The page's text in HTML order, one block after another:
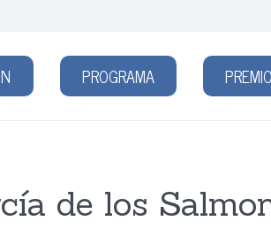
PROGRAMA
de los